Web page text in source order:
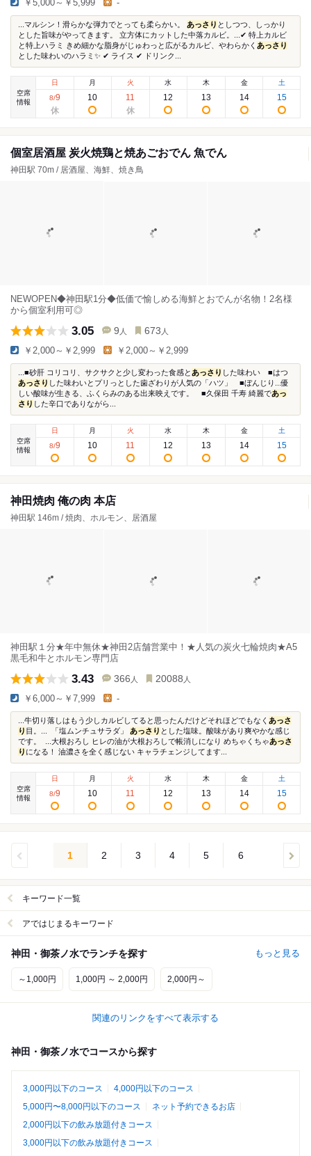
￥5,000～￥5,999 -
...マルシン！滑らかな弾力でとっても柔らかい。 あっさり としつつ、しっかり
とした旨味がやってきます。 立方体にカットした中落カルビ。...✔︎ 特上カルビ
と特上ハラミ きめ細かな脂身がじゅわっと広がるカルビ、やわらかく あっさり
とした味わいのハラミ✨ ✔︎ ライス ✔︎ ドリンク...
空席
情報
日
8/9
月
10
火
11
水
12
木
13
金
14
土
15
個室居酒屋 炭火焼鶏と焼あごおでん 魚でん
神田駅 70m / 居酒屋、海鮮、焼き鳥
NEWOPEN◆神田駅1分◆低価で愉しめる海鮮とおでんが名物！2名様
から個室利用可◎
3.05 9 人 673 人
￥2,000～￥2,999 ￥2,000～￥2,999
...■砂肝 コリコリ、サクサクと少し変わった食感と あっさり した味わい ■はつ
あっさり した味わいとプリっとした歯ざわりが人気の「ハツ」 ■ぼんじり...優
しい酸味が生きる、ふくらみのある出来映えです。 ■久保田 千寿 綺麗であっ
さり した辛口でありながら...
空席
情報
日
8/9
月
10
火
11
水
12
木
13
金
14
土
15
神田焼肉 俺の肉 本店
神田駅 146m / 焼肉、ホルモン、居酒屋
神田駅１分★年中無休★神田2店舗営業中！★人気の炭火七輪焼肉★A5
黒毛和牛とホルモン専門店
3.43 366 人 20088 人
￥6,000～￥7,999 -
...牛切り落しはもう少しカルビしてると思ったんだけどそれほどでもなく あっさ
り 目。... 「塩ムンチュサラダ」 あっさり とした塩味。酸味があり爽やかな感じ
です。 ...大根おろし ヒレの油が大根おろしで帳消しになり めちゃくちゃあっさ
り になる！ 油濃さを全く感じない キャラチェンジしてます...
空席
情報
日
8/9
月
10
火
11
水
12
木
13
金
14
土
15
1 2 3 4 5 6
キーワード一覧
アではじまるキーワード
神田・御茶ノ水でランチを探す もっと見る
～1,000円 1,000円 ～ 2,000円 2,000円～
関連のリンクをすべて表示する
神田・御茶ノ水でコースから探す
3,000円以下のコース
4,000円以下のコース
5,000円〜8,000円以下のコース
ネット予約できるお店
2,000円以下の飲み放題付きコース
3,000円以下の飲み放題付きコース